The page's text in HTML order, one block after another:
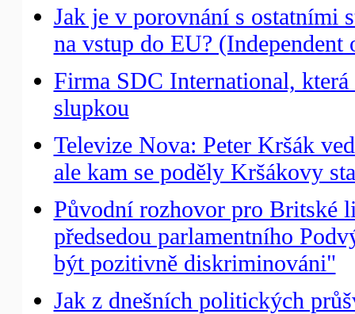
Jak je v porovnání s ostatními
na vstup do EU? (Independent
Firma SDC International,
slupkou
Televize Nova: Peter Kršák
ale kam se poděly Kršákovy
Původní rozhovor pro Britské
předsedou parlamentního
být pozitivně diskriminováni"
Jak z dnešních politických